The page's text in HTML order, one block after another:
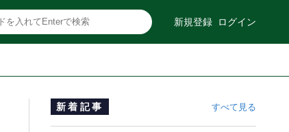
新規登録 ログイン
新着記事 すべて見る